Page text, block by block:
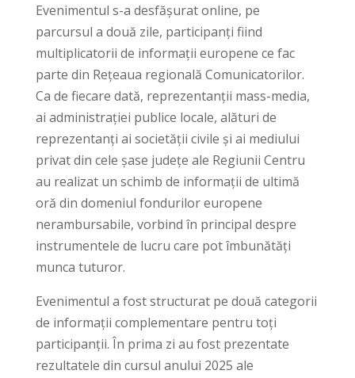
Evenimentul s-a desfășurat online, pe
parcursul a două zile, participanți fiind
multiplicatorii de informații europene ce fac
parte din Rețeaua regională Comunicatorilor.
Ca de fiecare dată, reprezentanții mass-media,
ai administrației publice locale, alături de
reprezentanți ai societății civile și ai mediului
privat din cele șase județe ale Regiunii Centru
au realizat un schimb de informații de ultimă
oră din domeniul fondurilor europene
nerambursabile, vorbind în principal despre
instrumentele de lucru care pot îmbunătăți
munca tuturor.
Evenimentul a fost structurat pe două categorii
de informații complementare pentru toți
participanții. În prima zi au fost prezentate
rezultatele din cursul anului 2025 ale